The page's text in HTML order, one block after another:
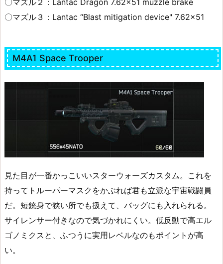
〇マズル３：Lantac “Blast mitigation device" 7.62×51
M4A1 Space Trooper
見た目が一番かっこいいスターウォーズカスタム。これを
持ってトルーパーマスクをかぶれば君も立派な宇宙戦闘員
だ。短銃身で狭い所でも扱えて、バッグにも入れられる。
サイレンサー付きなので気づかれにくい。低反動で高エル
ゴノミクスと、ふつうに実用レベルなのもポイントが高
い。